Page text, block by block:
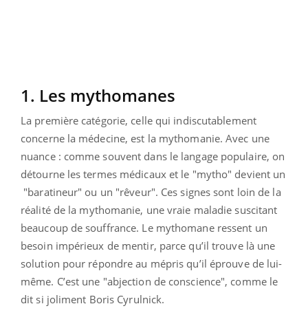
1. Les mythomanes
La première catégorie, celle qui indiscutablement
concerne la médecine, est la mythomanie. Avec une
nuance : comme souvent dans le langage populaire, on
détourne les termes médicaux et le "mytho" devient un
"baratineur" ou un "rêveur". Ces signes sont loin de la
réalité de la mythomanie, une vraie maladie suscitant
beaucoup de souffrance. Le mythomane ressent un
besoin impérieux de mentir, parce qu’il trouve là une
solution pour répondre au mépris qu’il éprouve de lui-
même. C’est une "abjection de conscience", comme le
dit si joliment Boris Cyrulnick.